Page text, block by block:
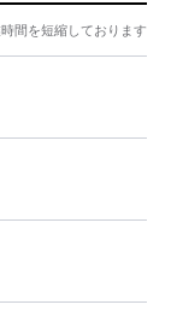
間を短縮しております